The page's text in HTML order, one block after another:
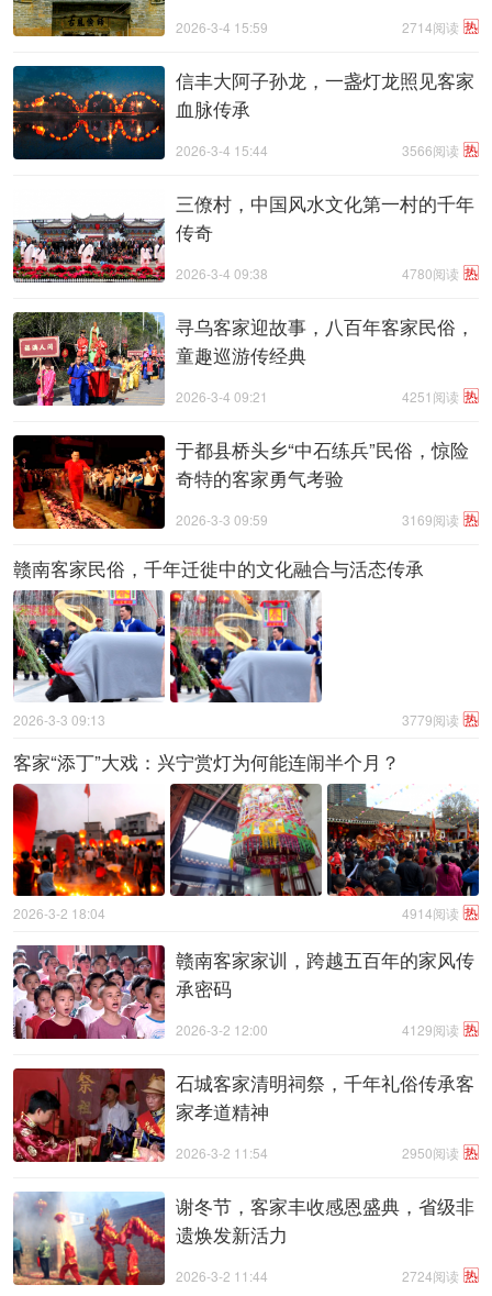
热
2714阅读
2026-3-4 15:59
信丰大阿子孙龙，一盏灯龙照见客家
血脉传承
热
3566阅读
2026-3-4 15:44
三僚村，中国风水文化第一村的千年
传奇
热
4780阅读
2026-3-4 09:38
寻乌客家迎故事，八百年客家民俗，
童趣巡游传经典
热
4251阅读
2026-3-4 09:21
于都县桥头乡“中石练兵”民俗，惊险
奇特的客家勇气考验
热
3169阅读
2026-3-3 09:59
赣南客家民俗，千年迁徙中的文化融合与活态传承
热
3779阅读
2026-3-3 09:13
客家“添丁”大戏：兴宁赏灯为何能连闹半个月？
热
4914阅读
2026-3-2 18:04
赣南客家家训，跨越五百年的家风传
承密码
热
4129阅读
2026-3-2 12:00
石城客家清明祠祭，千年礼俗传承客
家孝道精神
热
2950阅读
2026-3-2 11:54
谢冬节，客家丰收感恩盛典，省级非
遗焕发新活力
热
2724阅读
2026-3-2 11:44